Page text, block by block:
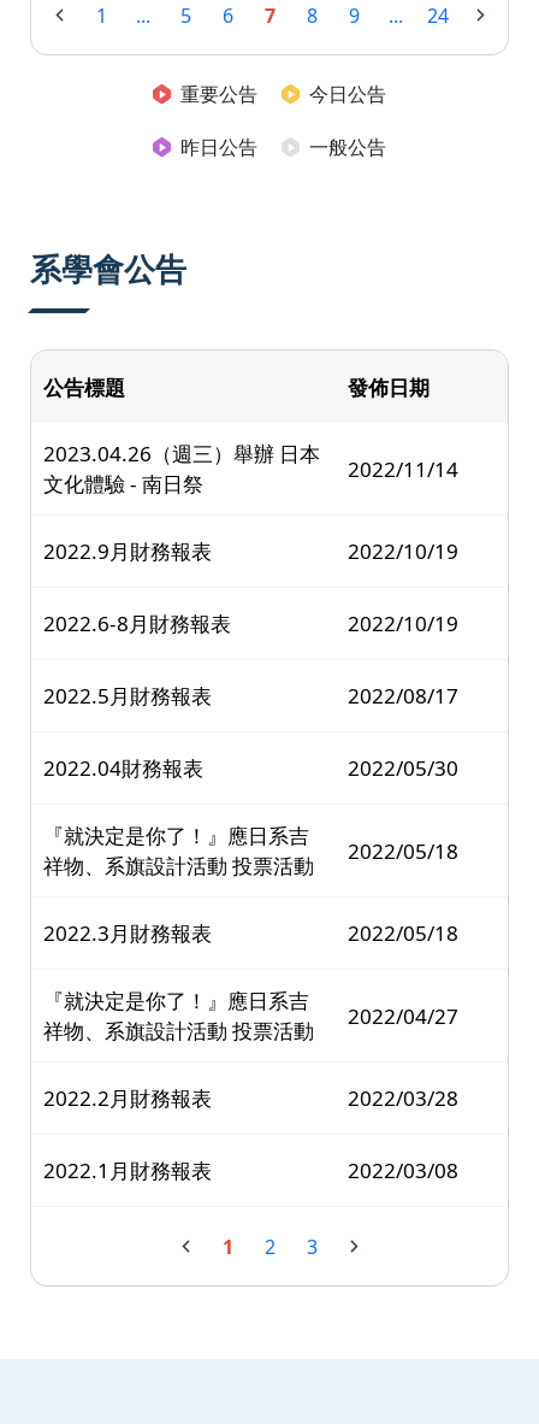
1 ... 5 6 7 8 9 ... 24
重要公告
今日公告
昨日公告
一般公告
系學會公告
公告標題 發佈日期
2023.04.26（週三）舉辦 日本
文化體驗 - 南日祭
2022/11/14
2022.9月財務報表 2022/10/19
2022.6-8月財務報表 2022/10/19
2022.5月財務報表 2022/08/17
2022.04財務報表 2022/05/30
『就決定是你了！』應日系吉
祥物、系旗設計活動 投票活動
2022/05/18
2022.3月財務報表 2022/05/18
『就決定是你了！』應日系吉
祥物、系旗設計活動 投票活動
2022/04/27
2022.2月財務報表 2022/03/28
2022.1月財務報表 2022/03/08
1 2 3